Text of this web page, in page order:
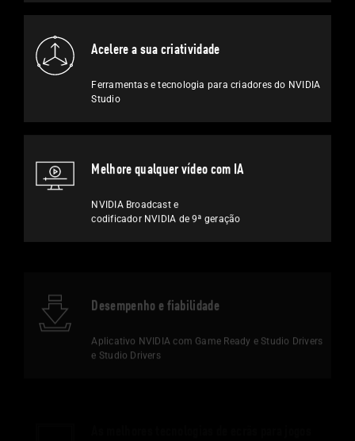
Acelere a sua criatividade
Ferramentas e tecnologia para criadores do NVIDIA
Studio
Melhore qualquer vídeo com IA
NVIDIA Broadcast e
codificador NVIDIA de 9ª geração
e Studio Drivers